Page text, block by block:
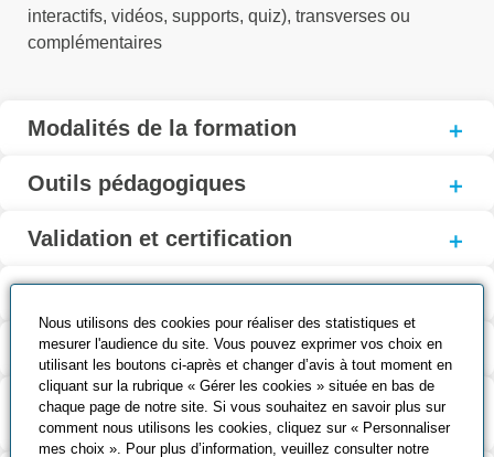
interactifs, vidéos, supports, quiz), transverses ou
complémentaires
Modalités de la formation
Outils pédagogiques
Validation et certification
Taux de réussite à l’examen
Suite de parcours et passerelles
possibles
Nous utilisons des cookies pour réaliser des statistiques et
mesurer l'audience du site. Vous pouvez exprimer vos choix en
utilisant les boutons ci-après et changer d’avis à tout moment en
cliquant sur la rubrique « Gérer les cookies » située en bas de
chaque page de notre site. Si vous souhaitez en savoir plus sur
comment nous utilisons les cookies, cliquez sur « Personnaliser
mes choix ». Pour plus d’information, veuillez consulter notre